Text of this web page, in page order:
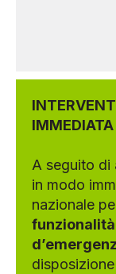
IMMEDIATA
A seguito di
in modo
nazionale